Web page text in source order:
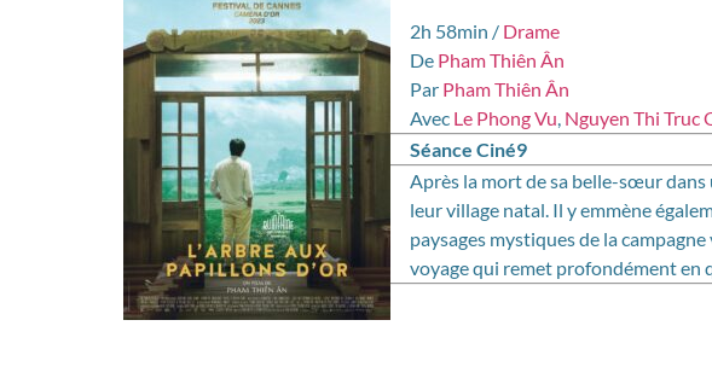
2h 58min / Drame
De Pham Thiên Ân
Par Pham Thiên Ân
Avec Le Phong Vu, Nguyen Thi Truc
Séance Ciné9
Après la mort de sa belle-sœur dans
leur village natal. Il y emmène
paysages mystiques de la
voyage qui remet profondément en